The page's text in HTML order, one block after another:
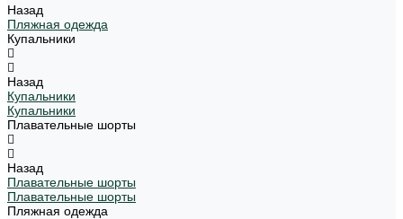
Назад
Пляжная одежда
Купальники
Назад
Купальники
Купальники
Плавательные шорты
Назад
Плавательные шорты
Плавательные шорты
Пляжная одежда